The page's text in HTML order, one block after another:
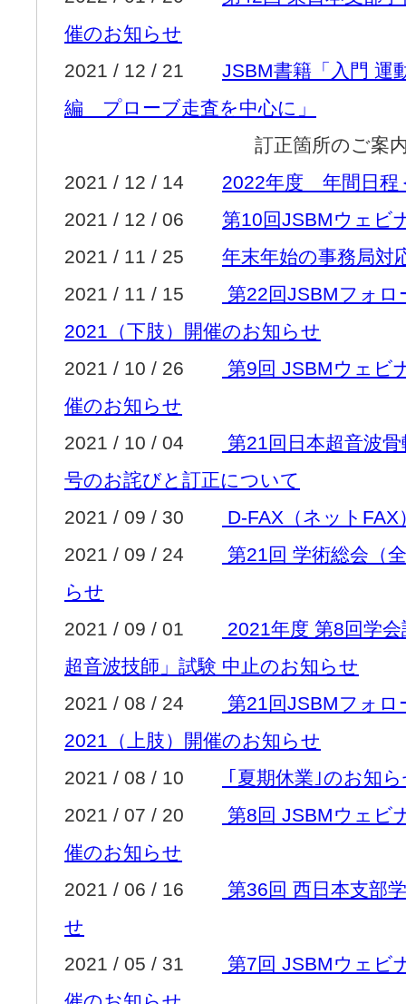
催のお知らせ
2021 / 12 / 21 JSBM書籍「入門
編 プローブ走査を中心に」
訂正箇所のご案
2021 / 12 / 14 2022年度 年間日程
2021 / 12 / 06 第10回JSBMウェ
2021 / 11 / 25 年末年始の事務局対
2021 / 11 / 15
第22回JSBMフォ
2021（下肢）開催のお知らせ
2021 / 10 / 26
第9回 JSBMウェビ
催のお知らせ
2021 / 10 / 04
第21回日本超音波
号のお詫びと訂正について
2021 / 09 / 30
D-FAX（ネット
2021 / 09 / 24
第21回 学術総会（
らせ
2021 / 09 / 01
2021年度 第8回学
超音波技師」試験 中止のお知らせ
2021 / 08 / 24
第21回JSBMフォ
2021（上肢）開催のお知らせ
2021 / 08 / 10
｢夏期休業｣のお知
2021 / 07 / 20
第8回 JSBMウェビ
催のお知らせ
2021 / 06 / 16
第36回 西日本支部
せ
2021 / 05 / 31
第7回 JSBMウェビ